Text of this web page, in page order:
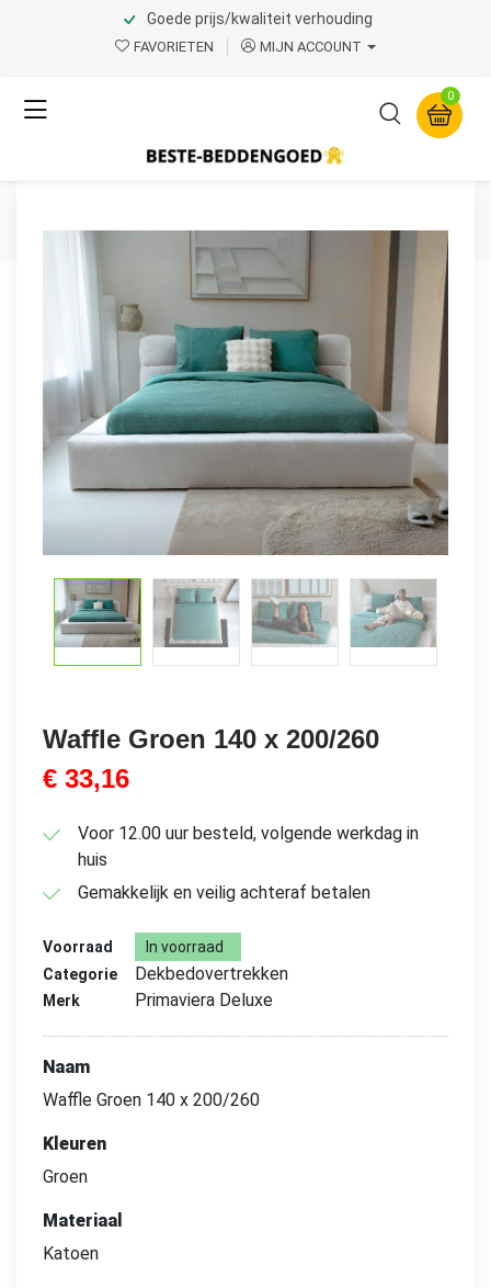
Goede prijs/kwaliteit verhouding
FAVORIETEN MIJN ACCOUNT
0
Home Product Page v.1
Waffle Groen 140 x 200/260
Waffle Groen 140 x 200/260
€ 33,16
Voor 12.00 uur besteld, volgende werkdag in
huis
Gemakkelijk en veilig achteraf betalen
Voorraad
In voorraad
Categorie
Dekbedovertrekken
Merk Primaviera Deluxe
Naam
Waffle Groen 140 x 200/260
Kleuren
Groen
Materiaal
Katoen